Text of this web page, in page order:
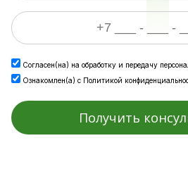
Согласен(на) на обработку и передачу
Ознакомлен(а) с Политикой